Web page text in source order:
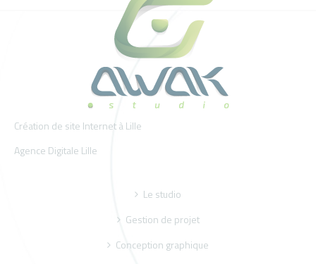
Création de site Internet à Lille
Agence Digitale Lille
Le studio
Gestion de projet
Conception graphique